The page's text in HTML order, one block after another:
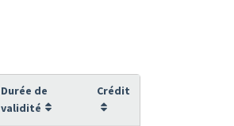
Durée de
validité
Crédit